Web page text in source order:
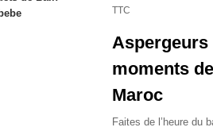
TTC
Aspergeurs
moments
Maroc
Faites de l’heure du